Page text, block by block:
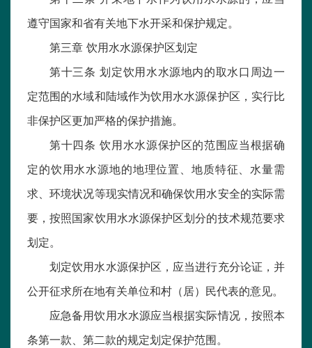
遵守国家和省有关地下水开采和保护规定。
第三章 饮用水水源保护区划定
第十三条 划定饮用水水源地内的取水口周边一
定范围的水域和陆域作为饮用水水源保护区，实行比
非保护区更加严格的保护措施。
第十四条 饮用水水源保护区的范围应当根据确
定的饮用水水源地的地理位置、地质特征、水量需
求、环境状况等现实情况和确保饮用水安全的实际需
要，按照国家饮用水水源保护区划分的技术规范要求
划定。
划定饮用水水源保护区，应当进行充分论证，并
公开征求所在地有关单位和村（居）民代表的意见。
应急备用饮用水水源应当根据实际情况，按照本
条第一款、第二款的规定划定保护范围。